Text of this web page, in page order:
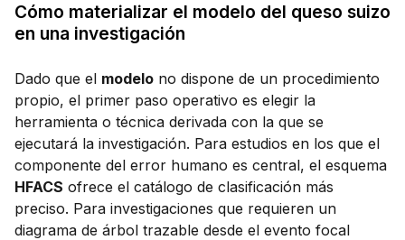
Cómo materializar el modelo del queso suizo
en una investigación
Dado que el modelo no dispone de un procedimiento
propio, el primer paso operativo es elegir la
herramienta o técnica derivada con la que se
ejecutará la investigación. Para estudios en los que el
componente del error humano es central, el esquema
HFACS ofrece el catálogo de clasificación más
preciso. Para investigaciones que requieren un
diagrama de árbol trazable desde el evento focal